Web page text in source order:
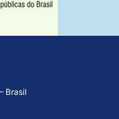
Brasil